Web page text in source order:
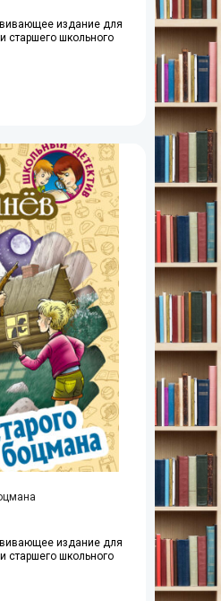
издание для
старшего школьного
издание для
старшего школьного